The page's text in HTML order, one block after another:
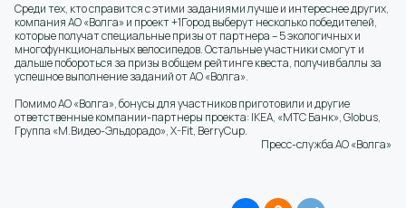
Среди тех, кто справится с этими заданиями лучше и интереснее других,
компания АО «Волга» и проект +1Город выберут несколько победителей,
которые получат специальные призы от партнера – 5 экологичных и
многофункциональных велосипедов. Остальные участники смогут и
дальше побороться за призы в общем рейтинге квеста, получив баллы за
успешное выполнение заданий от АО «Волга».
Помимо АО «Волга», бонусы для участников приготовили и другие
ответственные компании-партнеры проекта: IKEA, «МТС Банк», Globus,
Группа «М.Видео-Эльдорадо», X-Fit, BerryCup.
Пресс-служба АО «Волга»